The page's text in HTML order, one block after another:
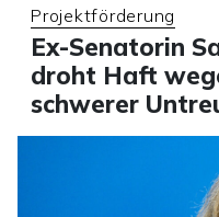
Projektförderung
Ex-Senatorin
droht Haft
schwerer